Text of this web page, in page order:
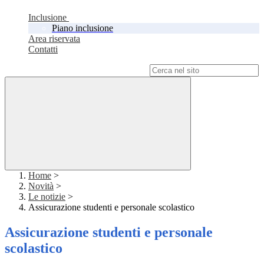
Inclusione
Piano inclusione
Area riservata
Contatti
Home >
Novità >
Le notizie >
Assicurazione studenti e personale scolastico
Assicurazione studenti e personale
scolastico